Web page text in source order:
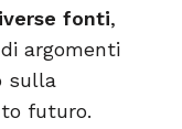
fonti,
argomenti
sulla
futuro.